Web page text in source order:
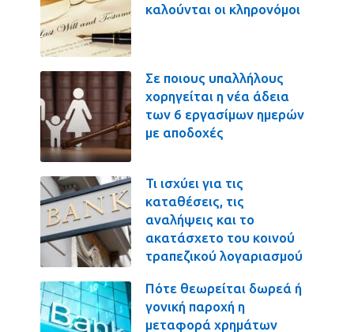
καλούνται οι κληρονόμοι
Σε ποιους υπαλλήλους
χορηγείται η νέα άδεια
των 6 εργασίμων ημερών
με αποδοχές
Τι ισχύει για τις
καταθέσεις, τις
αναλήψεις και το
ακατάσχετο του κοινού
τραπεζικού λογαριασμού
Πότε θεωρείται δωρεά ή
γονική παροχή η
μεταφορά χρημάτων